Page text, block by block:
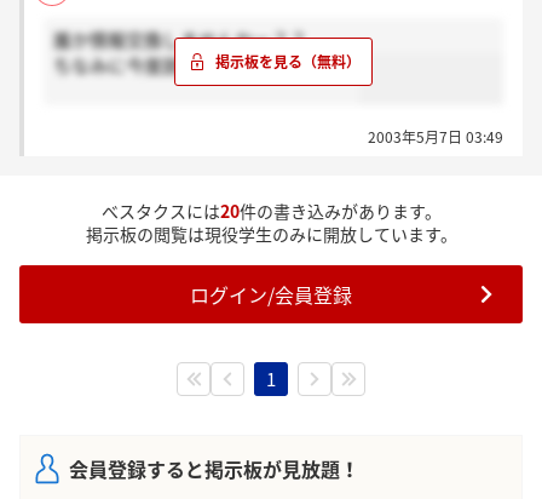
誰か情報交換しませんかー？？
ちなみに今度説明会に行ってきます。
2003年5月7日 03:49
べスタクスには20件の書き込みがあります。
掲示板の閲覧は現役学生のみに開放しています。
ログイン/会員登録
1
会員登録すると掲示板が見放題！